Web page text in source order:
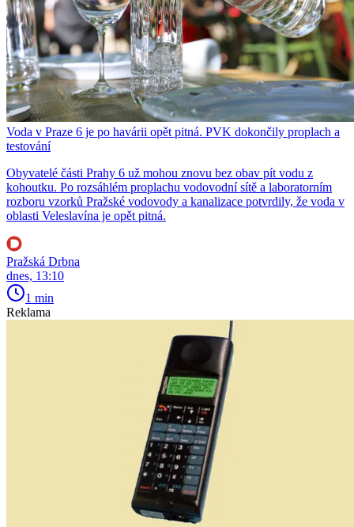
Voda v Praze 6 je po havárii opět pitná. PVK dokončily proplach a
testování
Obyvatelé části Prahy 6 už mohou znovu bez obav pít vodu z
kohoutku. Po rozsáhlém proplachu vodovodní sítě a laboratorním
rozboru vzorků Pražské vodovody a kanalizace potvrdily, že voda v
oblasti Veleslavína je opět pitná.
Pražská Drbna
dnes, 13:10
1 min
Reklama